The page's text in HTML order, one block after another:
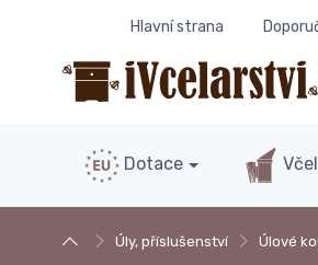
Hlavní strana
Dotace
Úly, příslušenství Úlové